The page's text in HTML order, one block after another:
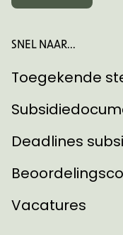
SNEL NAAR...
Toegekende
Deadlines
Vacatures